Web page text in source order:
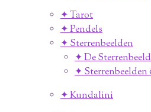
✦ Tarot
✦ Pendels
✦ Sterrenbeelden
✦ De
✦
✦ Kundalini